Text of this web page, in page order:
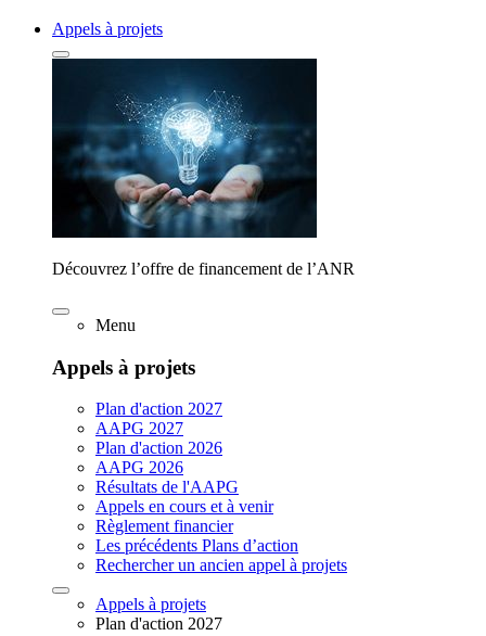
Appels à projets
Découvrez l’offre de financement de l’ANR
Menu
Appels à projets
Plan d'action 2027
AAPG 2027
Plan d'action 2026
AAPG 2026
Résultats de l'AAPG
Appels en cours et à venir
Règlement financier
Les précédents Plans d’action
Rechercher un ancien appel à projets
Appels à projets
Plan d'action 2027